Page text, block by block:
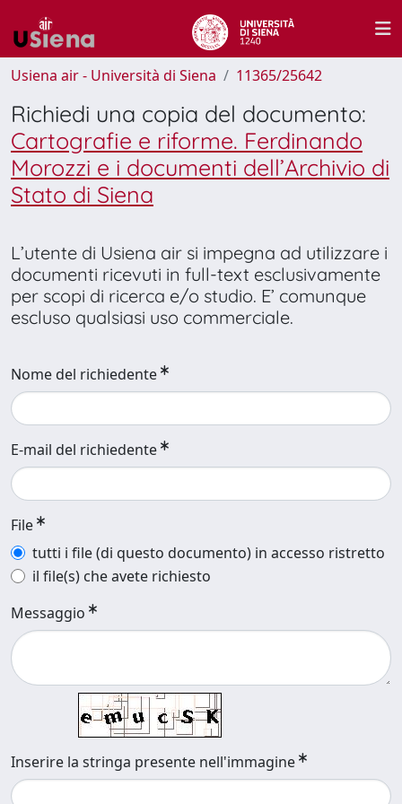
Usiena air - Università di Siena 11365/25642
Richiedi una copia del documento:
Cartografie e riforme. Ferdinando
Morozzi e i documenti dell’Archivio di
Stato di Siena
L’utente di Usiena air si impegna ad utilizzare i
documenti ricevuti in full-text esclusivamente
per scopi di ricerca e/o studio. E’ comunque
escluso qualsiasi uso commerciale.
Nome del richiedente
E-mail del richiedente
File
tutti i file (di questo documento) in accesso ristretto
il file(s) che avete richiesto
Messaggio
Inserire la stringa presente nell'immagine